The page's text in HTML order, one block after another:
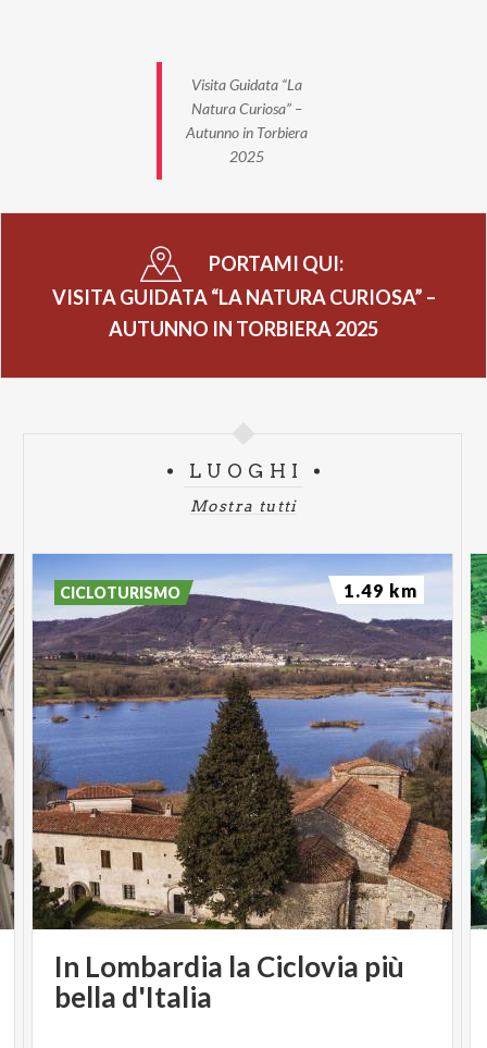
Visita Guidata “La
Natura Curiosa” –
Autunno in Torbiera
2025
PORTAMI QUI:
VISITA GUIDATA “LA NATURA CURIOSA” –
AUTUNNO IN TORBIERA 2025
LUOGHI
Mostra tutti
In Lombardia la Ciclovia più
bella d'Italia
CICLOTURISMO 1.49 km